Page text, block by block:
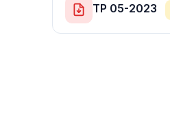
TP 05-2023